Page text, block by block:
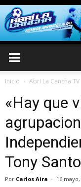
Inicio Abri La Cancha TV
«Hay que
Tony
Por Carlos Aira - 16 mayo,